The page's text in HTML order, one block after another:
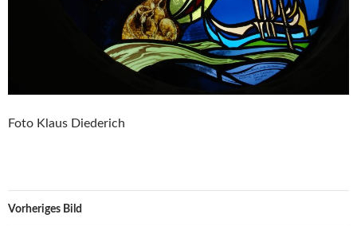
Foto Klaus Diederich
Vorheriges Bild